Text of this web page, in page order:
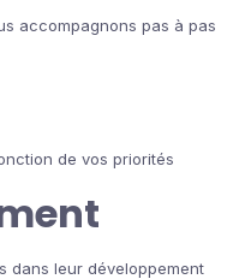
accompagnons pas à pas
de vos priorités
dans leur développement